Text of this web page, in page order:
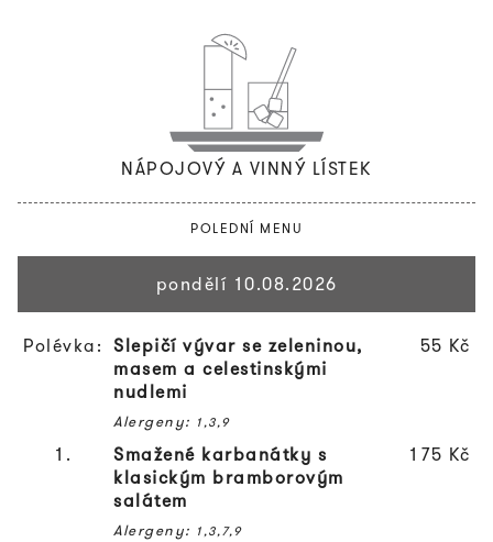
NÁPOJOVÝ A VINNÝ LÍSTEK
POLEDNÍ MENU
pondělí 10.08.2026
Polévka: Slepičí vývar se zeleninou,
masem a celestinskými
nudlemi
Alergeny: 1,3,9
55 Kč
1.
Smažené karbanátky s
klasickým bramborovým
salátem
Alergeny: 1,3,7,9
175 Kč